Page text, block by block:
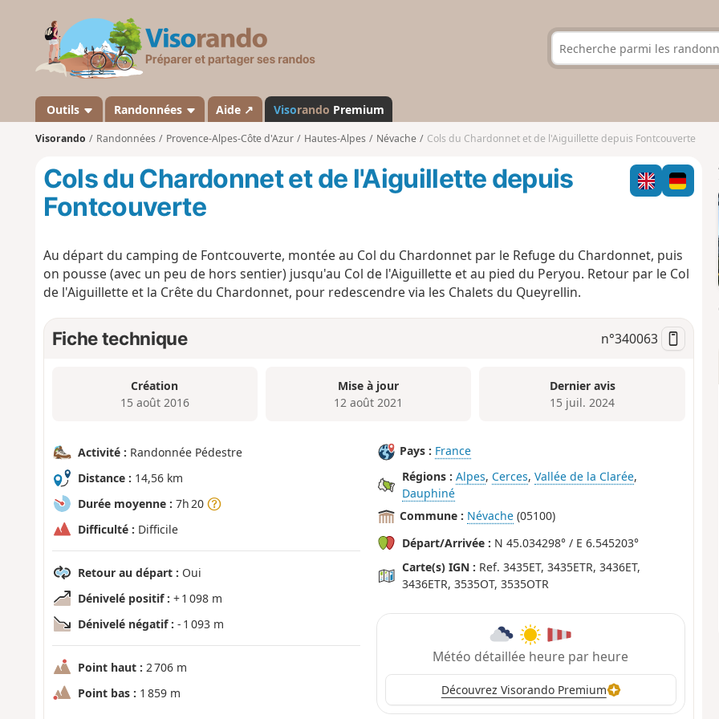
s
a
n
d
Outils Randonnées Aide ↗ Visorando Premium
Visorando Randonnées Provence-Alpes-Côte d'Azur Hautes-Alpes Névache Cols du Chardonnet et de l'Aiguillette depuis Fontcouverte
Cols du Chardonnet et de l'Aiguillette depuis
Fontcouverte
Au départ du camping de Fontcouverte, montée au Col du Chardonnet par le Refuge du Chardonnet, puis
on pousse (avec un peu de hors sentier) jusqu'au Col de l'Aiguillette et au pied du Peryou. Retour par le Col
de l'Aiguillette et la Crête du Chardonnet, pour redescendre via les Chalets du Queyrellin.
Fiche technique n°340063
Création
15 août 2016
Mise à jour
12 août 2021
Dernier avis
15 juil. 2024
Activité : Randonnée Pédestre
Distance : 14,56 km
Durée moyenne : 7h 20
Difficulté : Difficile
Retour au départ : Oui
Dénivelé positif : + 1 098 m
Dénivelé négatif : - 1 093 m
Point haut : 2 706 m
Point bas : 1 859 m
Pays : France
Régions : Alpes, Cerces,Vallée de la Clarée,
Dauphiné
Commune : Névache (05100)
Départ/Arrivée : N 45.034298° / E 6.545203°
Carte(s) IGN : Ref. 3435ET, 3435ETR, 3436ET,
3436ETR, 3535OT, 3535OTR
Météo détaillée heure par heure
Découvrez Visorando Premium